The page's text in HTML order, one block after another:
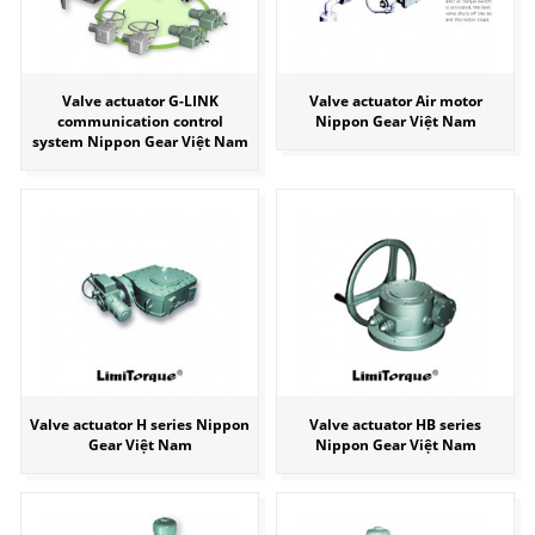
Valve actuator G-LINK
communication control
system Nippon Gear Việt Nam
Valve actuator Air motor
Nippon Gear Việt Nam
Valve actuator H series Nippon
Gear Việt Nam
Valve actuator HB series
Nippon Gear Việt Nam